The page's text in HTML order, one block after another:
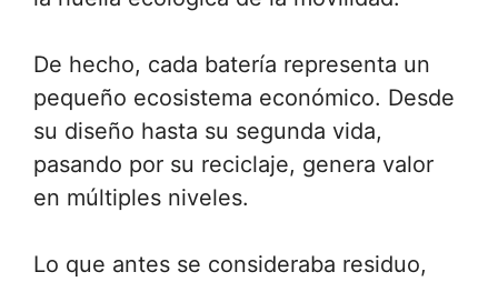
De hecho, cada batería representa un
pequeño ecosistema económico. Desde
su diseño hasta su segunda vida,
pasando por su reciclaje, genera valor
en múltiples niveles.
Lo que antes se consideraba residuo,